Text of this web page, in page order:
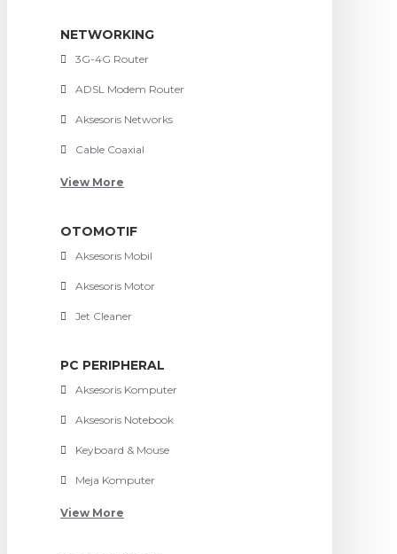
NETWORKING
3G-4G Router
ADSL Modem Router
Aksesoris Networks
Cable Coaxial
View More
OTOMOTIF
Aksesoris Mobil
Aksesoris Motor
Jet Cleaner
PC PERIPHERAL
Aksesoris Komputer
Aksesoris Notebook
Keyboard & Mouse
Meja Komputer
View More